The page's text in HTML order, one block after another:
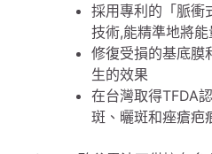
採用專利的「脈衝
技術,能精準地將
修復受損的基底膜
生的效果
在台灣取得TFDA
斑、曬斑和痤瘡疤